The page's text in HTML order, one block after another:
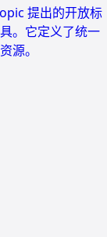
提出的开放标
。它定义了统一
源。